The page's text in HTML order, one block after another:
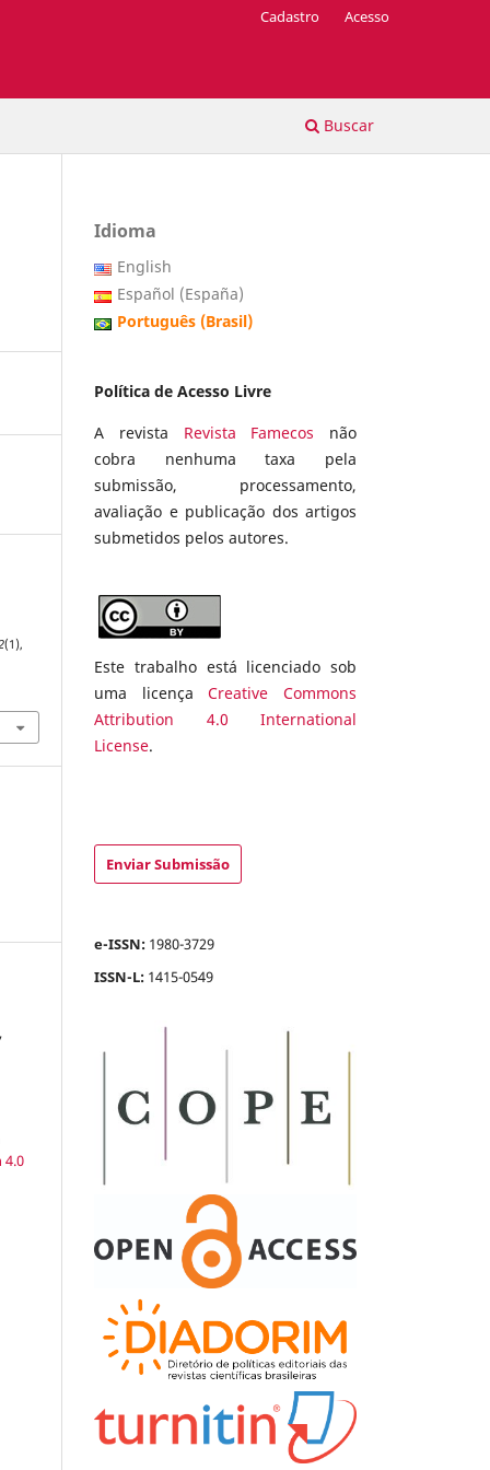
Buscar
Cadastro Acesso
(1),
4.0
Idioma
English
Español (España)
Português (Brasil)
Política de Acesso Livre
A revista Revista Famecos não
cobra nenhuma taxa pela
submissão, processamento,
avaliação e publicação dos artigos
submetidos pelos autores.
Este trabalho está licenciado sob
uma licençaCreative Commons
Attribution 4.0 International
License.
Enviar Submissão
e-ISSN: 1980-3729
ISSN-L: 1415-0549